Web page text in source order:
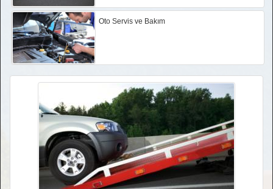
Oto Servis ve Bakım